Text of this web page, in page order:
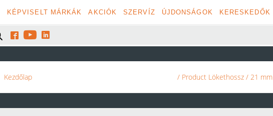
KÉPVISELT MÁRKÁK AKCIÓK SZERVÍZ ÚJDONSÁGOK KERESKEDŐK
  
Kezdőlap / Product Lökethossz / 21 mm